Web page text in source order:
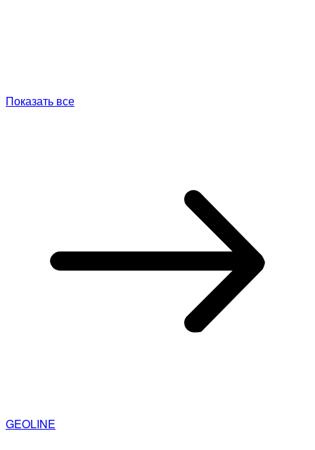
Показать все
GEOLINE